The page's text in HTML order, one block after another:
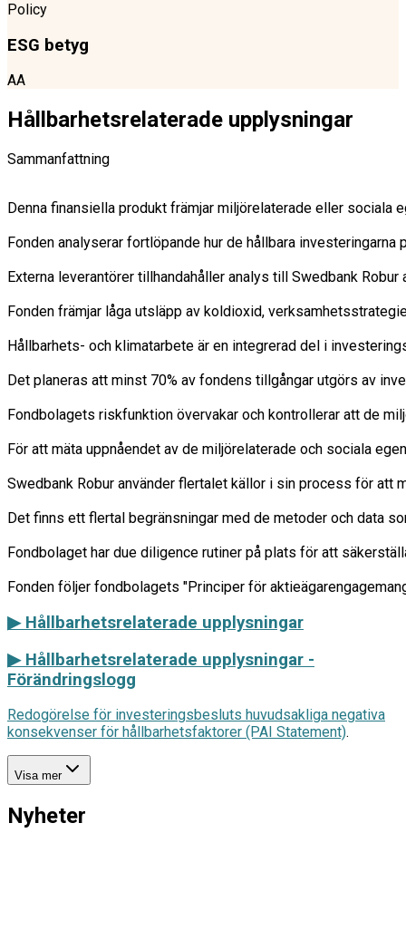
Policy
ESG betyg
AA
Hållbarhetsrelaterade upplysningar
Sammanfattning
Denna finansiella produkt främjar miljörelaterade eller sociala
Fonden analyserar fortlöpande hur de hållbara
Externa leverantörer tillhandahåller analys till Swedbank
Fonden främjar låga utsläpp av koldioxid,
Hållbarhets- och klimatarbete är en integrerad del i
Det planeras att minst 70% av fondens tillgångar utgörs av
Fondbolagets riskfunktion övervakar och kontrollerar att de
För att mäta uppnåendet av de miljörelaterade och sociala
Swedbank Robur använder flertalet källor i sin process för att
Det finns ett flertal begränsningar med de metoder och data
Fondbolaget har due diligence rutiner på plats för att
▶ Hållbarhetsrelaterade upplysningar
▶ Hållbarhetsrelaterade upplysningar -
Förändringslogg
Redogörelse för investeringsbesluts huvudsakliga negativa
konsekvenser för hållbarhetsfaktorer (PAI Statement).
Visa mer
Nyheter